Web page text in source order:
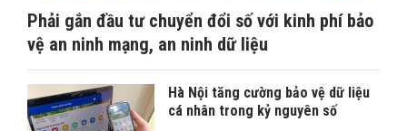
Phải gắn đầu tư chuyển đổi số với kinh phí bảo
vệ an ninh mạng, an ninh dữ liệu
Hà Nội tăng cường bảo vệ dữ liệu
cá nhân trong kỷ nguyên số